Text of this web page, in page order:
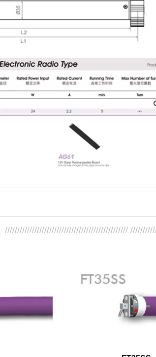
//////////////////////////////////////////////////